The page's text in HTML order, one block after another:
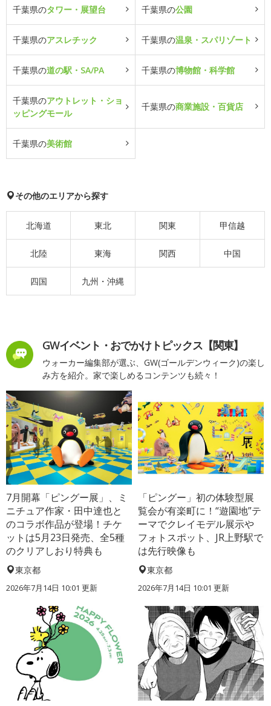
千葉県のタワー・展望台 千葉県の公園
千葉県のアスレチック 千葉県の温泉・スパリゾート
千葉県の道の駅・SA/PA 千葉県の博物館・科学館
千葉県のアウトレット・ショ
ッピングモール
千葉県の商業施設・百貨店
千葉県の美術館
その他のエリアから探す
北海道 東北 関東 甲信越
北陸 東海 関西 中国
四国 九州・沖縄
GWイベント・おでかけトピックス【関東】
ウォーカー編集部が選ぶ、GW(ゴールデンウィーク)の楽し
み方を紹介。家で楽しめるコンテンツも続々！
7月開幕「ピングー展」、ミ
ニチュア作家・田中達也と
のコラボ作品が登場！チケ
ットは5月23日発売、全5種
のクリアしおり特典も
東京都
2026年7月14日 10:01 更新
「ピングー」初の体験型展
覧会が有楽町に！“遊園地”テ
ーマでクレイモデル展示や
フォトスポット、JR上野駅で
は先行映像も
東京都
2026年7月14日 10:01 更新